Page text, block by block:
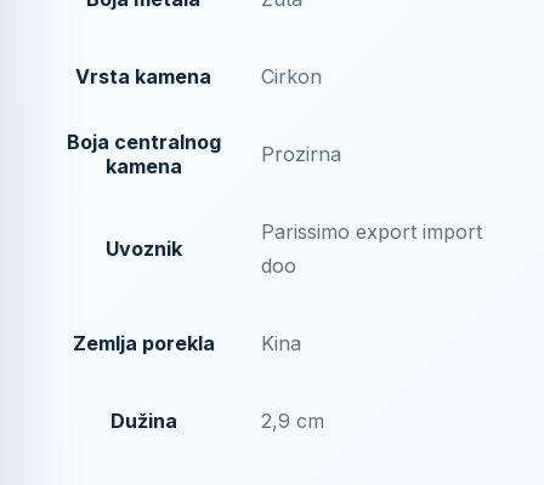
Vrsta kamena Cirkon
Boja centralnog
kamena
Prozirna
Uvoznik
Parissimo export import
doo
Zemlja porekla Kina
Dužina 2,9 cm